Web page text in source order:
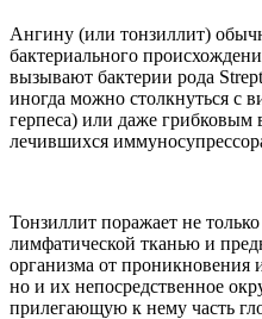
Ангину (или тонзиллит)
бактериального
вызывают бактерии рода
иногда можно столкнуться с
герпеса) или даже грибковым
лечившихся
Тонзиллит поражает не
лимфатической тканью и
организма от
но и их непосредственное
прилегающую к нему часть